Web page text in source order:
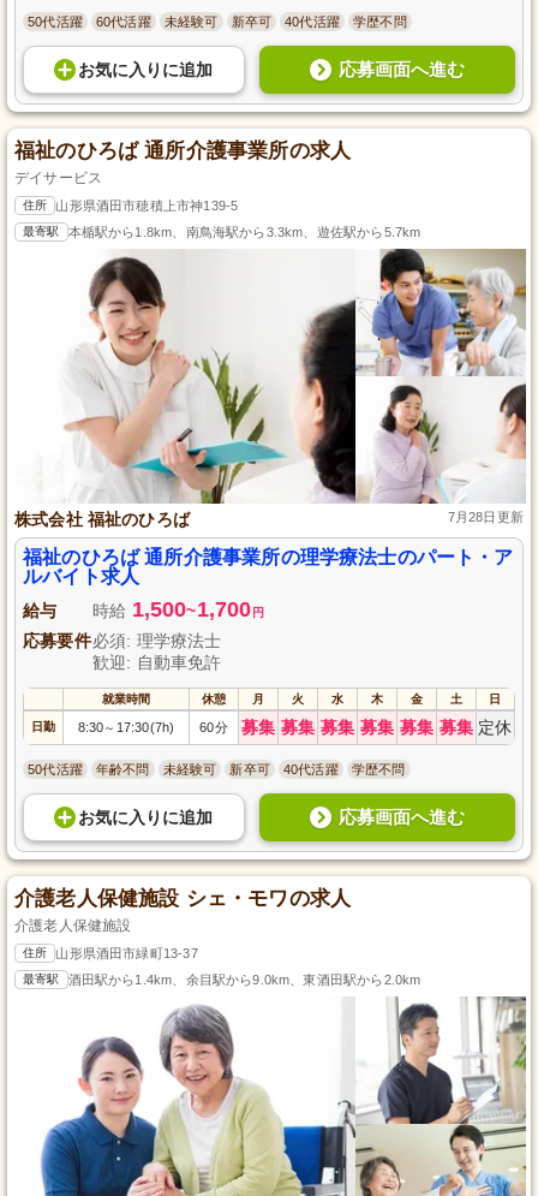
50代活躍 60代活躍 未経験可 新卒可 40代活躍 学歴不問
お気に入り に追加 応募画面へ進む
福祉のひろば 通所介護事業所の求人
デイサービス
住所 山形県酒田市穂積上市神139-5
最寄駅 本楯駅から1.8km、南鳥海駅から3.3km、遊佐駅から5.7km
株式会社 福祉のひろば 7月28日更新
福祉のひろば 通所介護事業所の理学療法士のパート・ア
ルバイト求人
給与 時給 1,500~1,700 円
応募要件必須: 理学療法士
歓迎: 自動車免許
就業時間 休憩 月 火 水 木 金 土 日
日勤 8:30～ 17:30(7h) 60分 募集 募集 募集 募集 募集 募集 定休
50代活躍 年齢不問 未経験可 新卒可 40代活躍 学歴不問
お気に入り に追加 応募画面へ進む
介護老人保健施設 シェ・モワの求人
介護老人保健施設
住所 山形県酒田市緑町13-37
最寄駅 酒田駅から1.4km、余目駅から9.0km、東酒田駅から2.0km